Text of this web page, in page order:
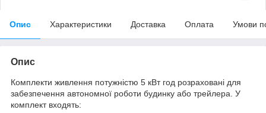
Опис Характеристики Доставка Оплата Умови
Опис
Комплекти живлення потужністю 5 кВт год розраховані для
забезпечення автономної роботи будинку або трейлера. У
комплект входять: